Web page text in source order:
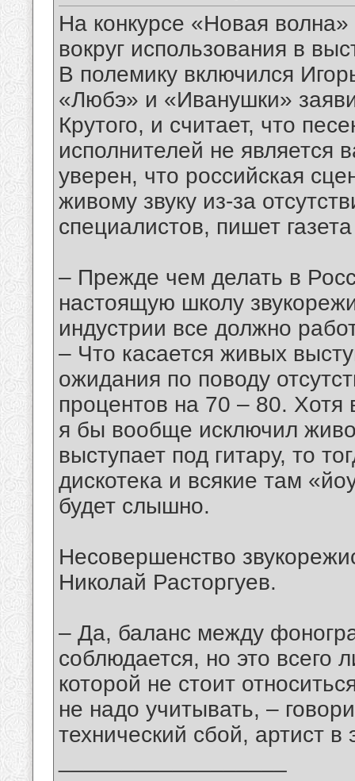
На конкурсе «Новая
вокруг использования в
В полемику включился
«Любэ» и «Иванушки»
Крутого, и считает, что
исполнителей не является
уверен, что российская
живому звуку из-за
специалистов, пишет
– Прежде чем делать в
настоящую школу
индустрии все должно
– Что касается живых
ожидания по поводу
процентов на 70 – 80. Хотя
я бы вообще исключил
выступает под гитару, то
дискотека и всякие там
будет слышно.
Несовершенство
Николай Расторгуев.
– Да, баланс между
соблюдается, но это всего
которой не стоит
не надо учитывать, –
технический сбой, артист в